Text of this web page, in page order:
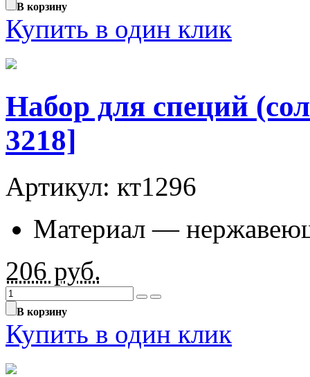
В корзину
Купить в один клик
Набор для специй
3218]
Артикул: кт1296
Материал —
206 руб.
В корзину
Купить в один клик